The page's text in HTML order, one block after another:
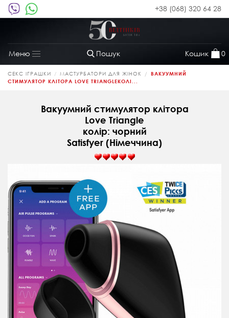
+38 (068) 320 64 28
Пошук Кошик 0
Меню
Toggle
navigation
СЕКС ІГРАШКИ МАСТУРБАТОРИ ДЛЯ ЖІНОК
ВАКУУМНИЙ
СТИМУЛЯТОР КЛІТОРА LOVE TRIANGLEКОЛІ...
Вакуумний стимулятор клітора
Love Triangle
колір: чорний
Satisfyer (Німеччина)